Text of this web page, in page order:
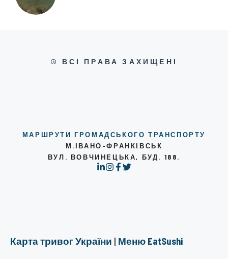
© ВСІ ПРАВА ЗАХИЩЕНІ
МАРШРУТИ ГРОМАДСЬКОГО ТРАНСПОРТУ
М.ІВАНО-ФРАНКІВСЬК
ВУЛ. ВОВЧИНЕЦЬКА, БУД. 188.
Карта тривог України | Меню EatSushi